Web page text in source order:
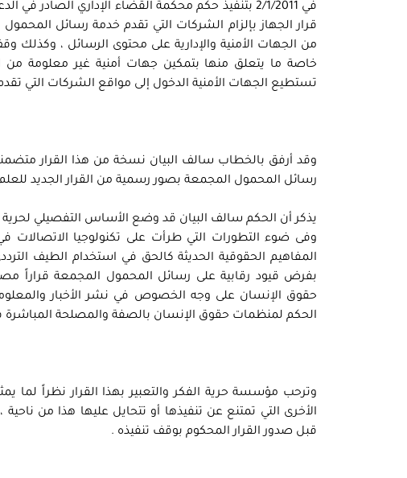
قرار الجهاز بإلزام الشركات التي تقدم خدمة رسائل
من الجهات الأمنية والإدارية على محتوى الرسائل ، وكذلك
خاصة ما يتعلق منها بتمكين جهات أمنية غير معلومة من
تستطيع الجهات الأمنية الدخول إلى مواقع الشركات التي
وقد أرفق بالخطاب سالف البيان نسخة من هذا القرار
رسائل المحمول المجمعة بصور رسمية من القرار الجديد للعلم
يذكر أن الحكم سالف البيان قد وضع الأساس التفصيلي لحرية
وفى ضوء التطورات التي طرأت على تكنولوجيا الاتصالات
المفاهيم الحقوقية الحديثة كالحق في استخدام الطيف
بفرض قيود رقابية على رسائل المحمول المجمعة قراراً
حقوق الإنسان على وجه الخصوص في نشر الأخبار
الحكم لمنظمات حقوق الإنسان بالصفة والمصلحة المباشرة
وترحب مؤسسة حرية الفكر والتعبير بهذا القرار نظراً لما
الأخرى التي تمتنع عن تنفيذها أو تتحايل عليها هذا من
قبل صدور القرار المحكوم بوقف تنفيذه .